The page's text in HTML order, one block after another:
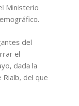
Ministerio
del
el
dada la
del que